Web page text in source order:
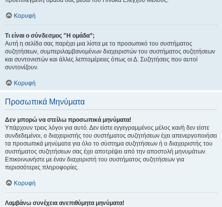
Κορυφή
Τι είναι ο σύνδεσμος "Η ομάδα”;
Αυτή η σελίδα σας παρέχει μια λίστα με το προσωπικό του συστήματος
συζητήσεων, συμπεριλαμβανομένων διαχειριστών του συστήματος συζητήσεων
και συντονιστών και άλλες λεπτομέρειες όπως οι Δ. Συζητήσεις που αυτοί
συντονίζουν.
Κορυφή
Προσωπικά Μηνύματα
Δεν μπορώ να στείλω προσωπικά μηνύματα!
Υπάρχουν τρεις λόγοι για αυτό. Δεν είστε εγγεγραμμένος μέλος και/ή δεν είστε
συνδεδεμένοι, ο διαχειριστής του συστήματος συζητήσεων έχει απενεργοποιήσει
τα προσωπικά μηνύματα για όλο το σύστημα συζητήσεων ή ο διαχειριστής του
συστήματος συζητήσεων σας έχει αποτρέψει από την αποστολή μηνυμάτων.
Επικοινωνήστε με έναν διαχειριστή του συστήματος συζητήσεων για
περισσότερες πληροφορίες.
Κορυφή
Λαμβάνω συνέχεια ανεπιθύμητα μηνύματα!